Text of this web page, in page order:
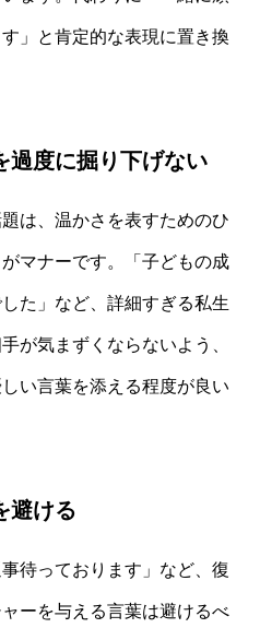
」と肯定的な表現に置き換
過度に掘り下げない
は、温かさを表すためのひ
マナーです。「子どもの成
た」など、詳細すぎる私生
が気まずくならないよう、
い言葉を添える程度が良い
避ける
待っております」など、復
ーを与える言葉は避けるべ